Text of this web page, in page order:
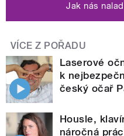
Jak nás
VÍCE Z POŘADU
Laserové
k
český očař
Housle,
náročná